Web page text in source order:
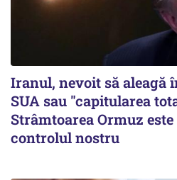
Iranul, nevoit să aleagă
SUA sau "capitularea
Strâmtoarea Ormuz
controlul nostru